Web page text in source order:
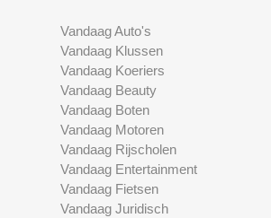
Vandaag Auto's
Vandaag Klussen
Vandaag Koeriers
Vandaag Beauty
Vandaag Boten
Vandaag Motoren
Vandaag Rijscholen
Vandaag Entertainment
Vandaag Fietsen
Vandaag Juridisch